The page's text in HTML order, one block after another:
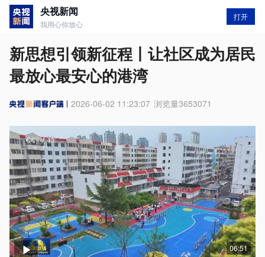
央视新闻
我用心你放心
打开
新思想引领新征程丨让社区成为居民
最放心最安心的港湾
2026-06-02 11:23:07 浏览量3653071
06:51